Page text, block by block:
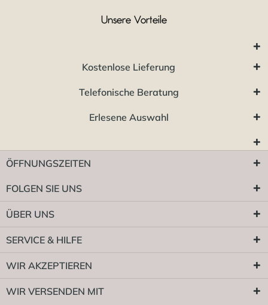
Unsere Vorteile
Kostenlose Lieferung
Telefonische Beratung
Erlesene Auswahl
ÖFFNUNGSZEITEN
FOLGEN SIE UNS
ÜBER UNS
SERVICE & HILFE
WIR AKZEPTIEREN
WIR VERSENDEN MIT